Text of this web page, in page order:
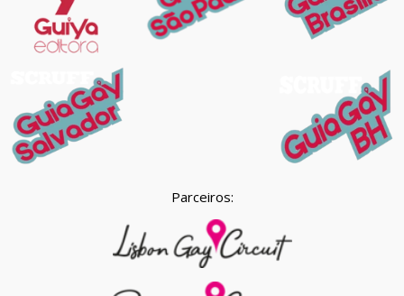
Parceiros: